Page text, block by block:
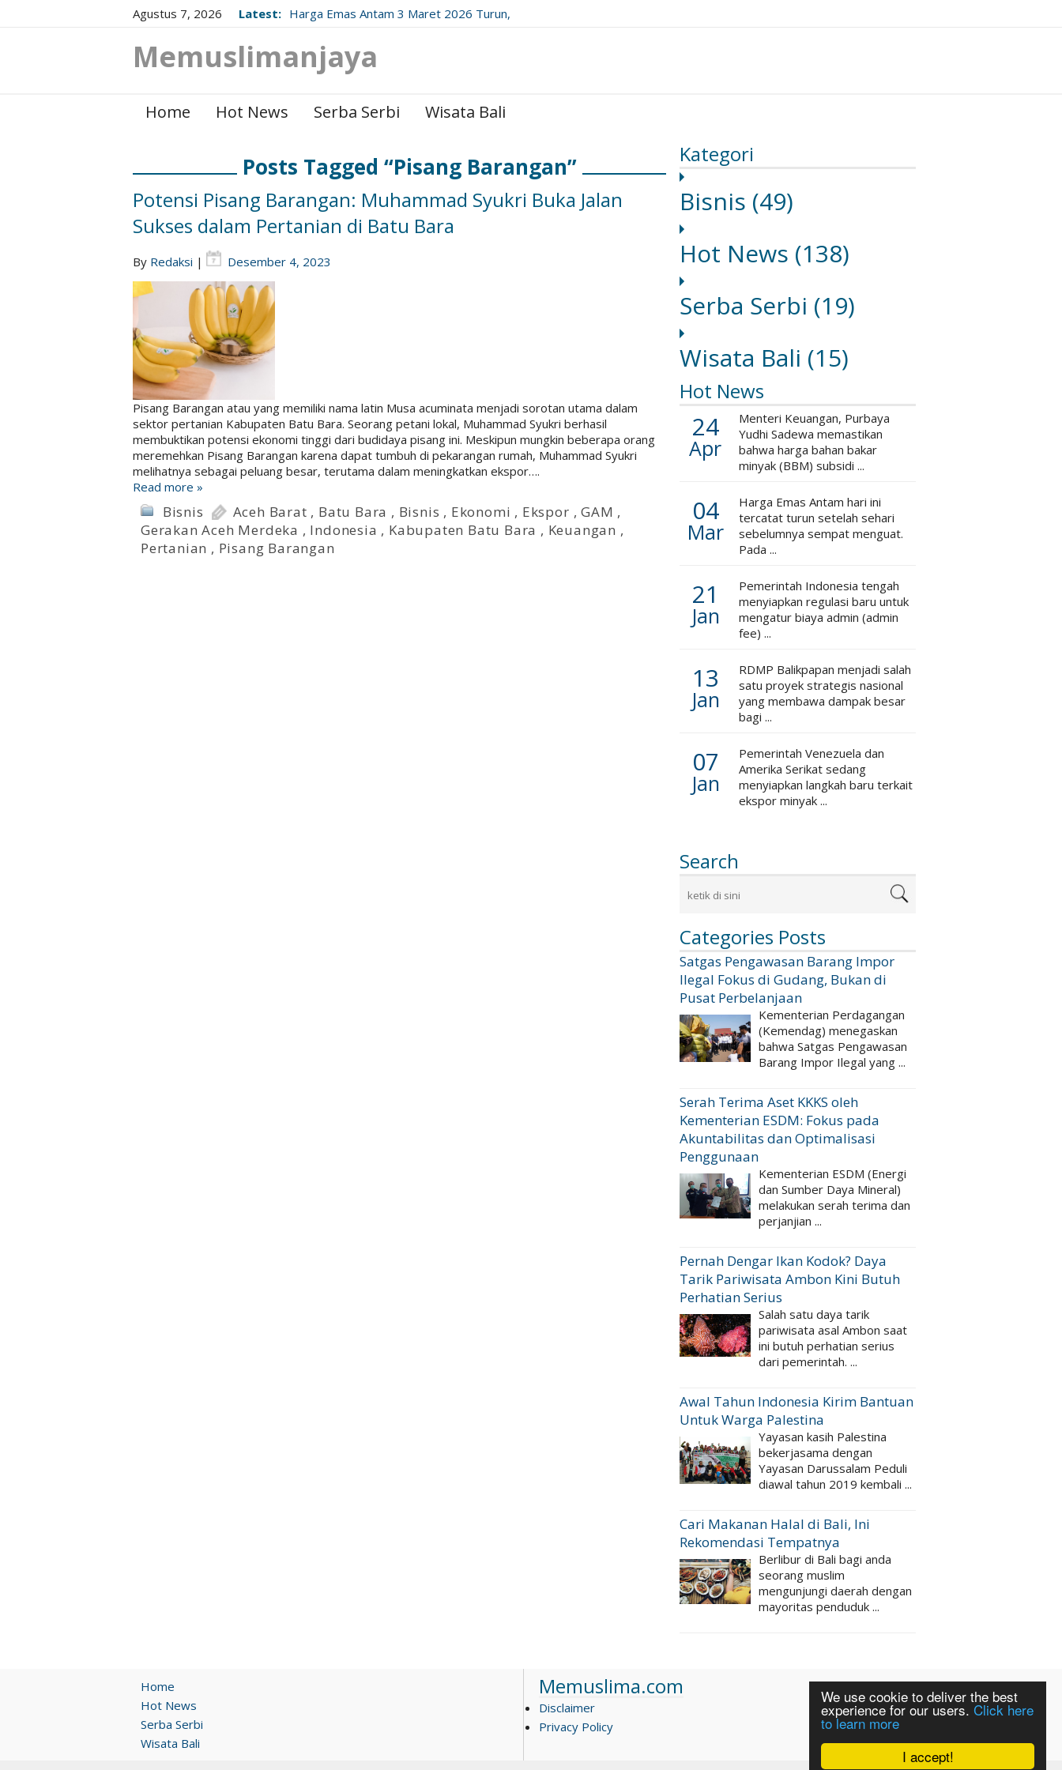
I accept!
We use cookie to deliver the best
experience for our users. Click here
to learn more
Agustus 7, 2026 Latest: Harga Emas Antam 3 Maret 2026 Turun,
Memuslimanjaya
Home Hot News Serba Serbi Wisata Bali
Kategori
Bisnis (49)
Hot News (138)
Serba Serbi (19)
Wisata Bali (15)
Hot News
24
Apr
Menteri Keuangan, Purbaya
Yudhi Sadewa memastikan
bahwa harga bahan bakar
minyak (BBM) subsidi ...
04
Mar
Harga Emas Antam hari ini
tercatat turun setelah sehari
sebelumnya sempat menguat.
Pada ...
21
Jan
Pemerintah Indonesia tengah
menyiapkan regulasi baru untuk
mengatur biaya admin (admin
fee) ...
13
Jan
RDMP Balikpapan menjadi salah
satu proyek strategis nasional
yang membawa dampak besar
bagi ...
07
Jan
Pemerintah Venezuela dan
Amerika Serikat sedang
menyiapkan langkah baru terkait
ekspor minyak ...
Search
Categories Posts
Satgas Pengawasan Barang Impor
Ilegal Fokus di Gudang, Bukan di
Pusat Perbelanjaan
Kementerian Perdagangan
(Kemendag) menegaskan
bahwa Satgas Pengawasan
Barang Impor Ilegal yang ...
Serah Terima Aset KKKS oleh
Kementerian ESDM: Fokus pada
Akuntabilitas dan Optimalisasi
Penggunaan
Kementerian ESDM (Energi
dan Sumber Daya Mineral)
melakukan serah terima dan
perjanjian ...
Pernah Dengar Ikan Kodok? Daya
Tarik Pariwisata Ambon Kini Butuh
Perhatian Serius
Salah satu daya tarik
pariwisata asal Ambon saat
ini butuh perhatian serius
dari pemerintah. ...
Awal Tahun Indonesia Kirim Bantuan
Untuk Warga Palestina
Yayasan kasih Palestina
bekerjasama dengan
Yayasan Darussalam Peduli
diawal tahun 2019 kembali ...
Cari Makanan Halal di Bali, Ini
Rekomendasi Tempatnya
Berlibur di Bali bagi anda
seorang muslim
mengunjungi daerah dengan
mayoritas penduduk ...
Posts Tagged “Pisang Barangan”
Potensi Pisang Barangan: Muhammad Syukri Buka Jalan
Sukses dalam Pertanian di Batu Bara
By Redaksi | Desember 4, 2023
Pisang Barangan atau yang memiliki nama latin Musa acuminata menjadi sorotan utama dalam
sektor pertanian Kabupaten Batu Bara. Seorang petani lokal, Muhammad Syukri berhasil
membuktikan potensi ekonomi tinggi dari budidaya pisang ini. Meskipun mungkin beberapa orang
meremehkan Pisang Barangan karena dapat tumbuh di pekarangan rumah, Muhammad Syukri
melihatnya sebagai peluang besar, terutama dalam meningkatkan ekspor….
Read more »
Bisnis Aceh Barat , Batu Bara , Bisnis , Ekonomi , Ekspor ,GAM ,
Gerakan Aceh Merdeka , Indonesia , Kabupaten Batu Bara , Keuangan ,
Pertanian , Pisang Barangan
Home
Hot News
Serba Serbi
Wisata Bali
Memuslima.com
Disclaimer
Privacy Policy